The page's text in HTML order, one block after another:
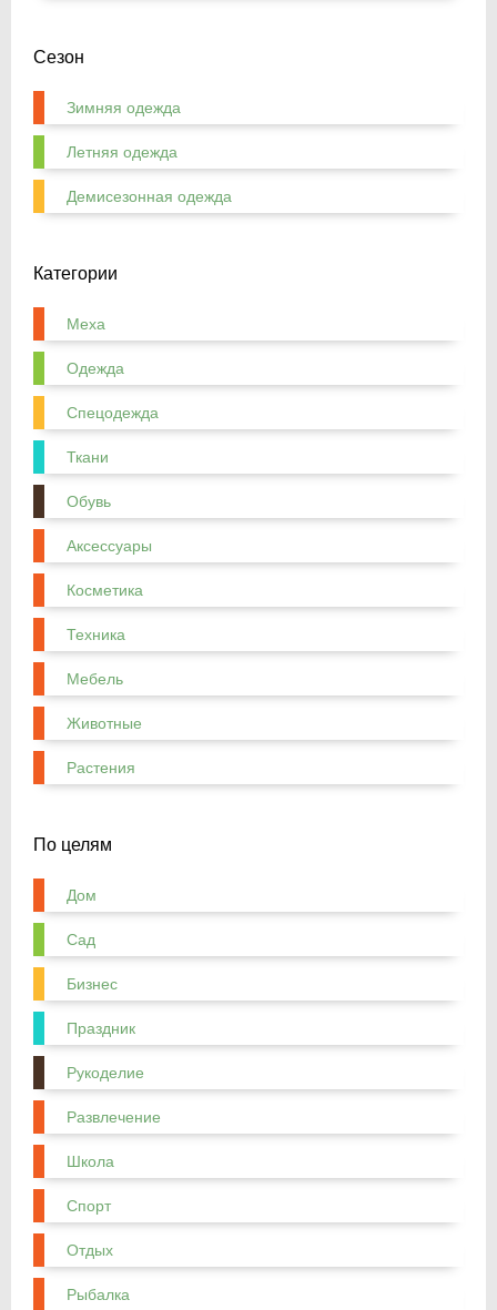
Сезон
Зимняя одежда
Летняя одежда
Демисезонная одежда
Категории
Меха
Одежда
Спецодежда
Ткани
Обувь
Аксессуары
Косметика
Техника
Мебель
Животные
Растения
По целям
Дом
Сад
Бизнес
Праздник
Рукоделие
Развлечение
Школа
Спорт
Отдых
Рыбалка